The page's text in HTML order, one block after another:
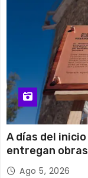
A días del
entregan
su histórico
Ago 5, 2026